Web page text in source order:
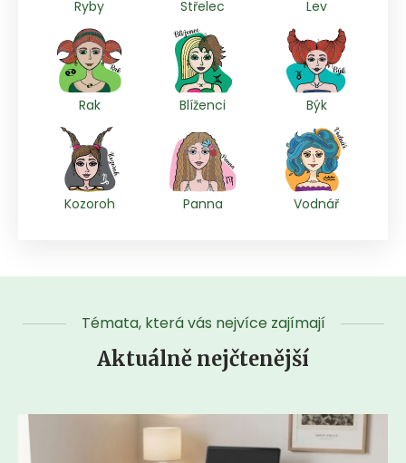
Ryby Střelec Lev
Rak Blíženci Býk
Kozoroh Panna Vodnář
Témata, která vás nejvíce zajímají
Aktuálně nejčtenější